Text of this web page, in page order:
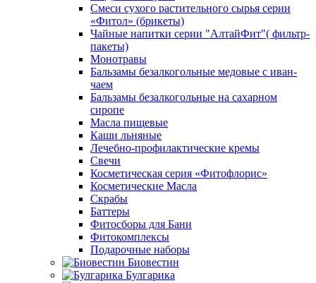
Смеси сухого растительного сырья серии
«Фитол» (брикеты)
Чайные напитки серии "АлтайФит"( фильтр-
пакеты)
Монотравы
Бальзамы безалкогольные медовые с иван-
чаем
Бальзамы безалкогольные на сахарном
сиропе
Масла пищевые
Каши льняные
Лечебно-профилактические кремы
Свечи
Косметическая серия «Фитофлорис»
Косметические Масла
Скрабы
Баттеры
Фитосборы для Бани
Фитокомплексы
Подарочные наборы
Биовестин
Булгарика